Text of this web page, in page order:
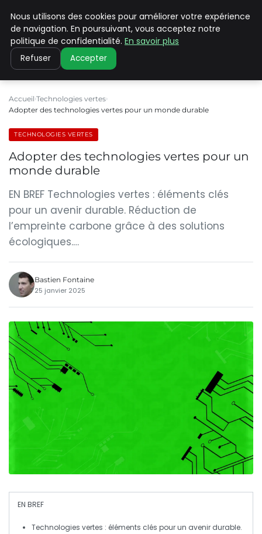
CLIMATE C ADVANCED
Accueil Technologies vertes
Adopter des technologies vertes pour un monde durable
TECHNOLOGIES VERTES
Adopter des technologies vertes pour un
monde durable
EN BREF Technologies vertes : éléments clés
pour un avenir durable. Réduction de
l’empreinte carbone grâce à des solutions
écologiques.…
Bastien Fontaine
25 janvier 2025
EN BREF
Technologies vertes : éléments clés pour un avenir durable.
Nous utilisons des cookies pour améliorer votre expérience
de navigation. En poursuivant, vous acceptez notre
politique de confidentialité. En savoir plus
Refuser Accepter